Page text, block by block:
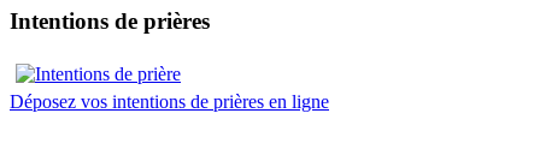
Intentions de prières
Déposez vos intentions de prières en ligne